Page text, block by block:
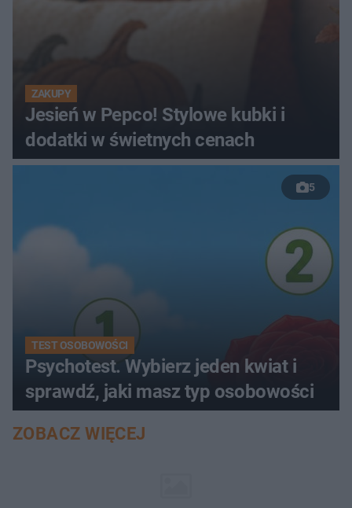
ZAKUPY
Jesień w Pepco! Stylowe kubki i
dodatki w świetnych cenach
5
TEST OSOBOWOŚCI
Psychotest. Wybierz jeden kwiat i
sprawdź, jaki masz typ osobowości
ZOBACZ WIĘCEJ